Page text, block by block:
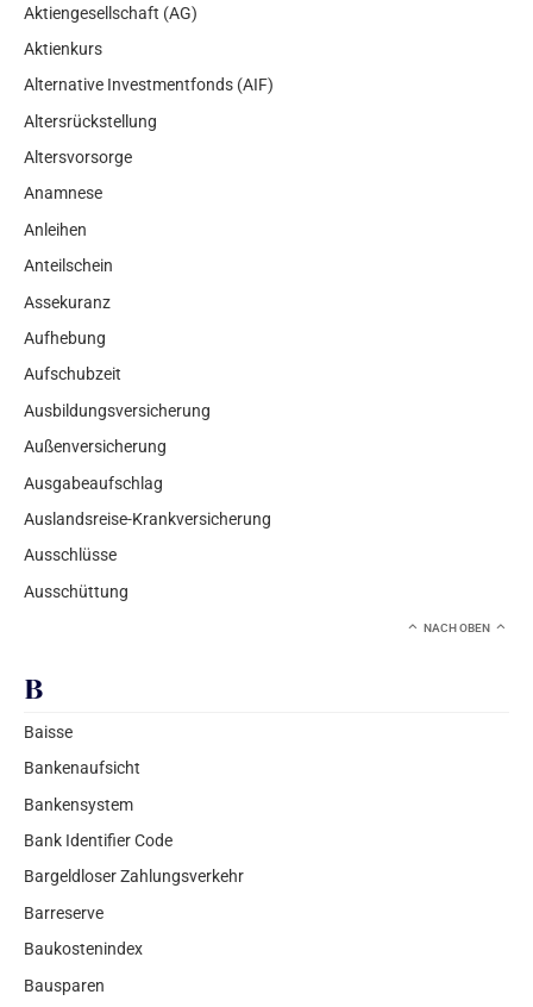
Aktiengesellschaft (AG)
Aktienkurs
Alternative Investmentfonds (AIF)
Altersrückstellung
Altersvorsorge
Anamnese
Anleihen
Anteilschein
Assekuranz
Aufhebung
Aufschubzeit
Ausbildungsversicherung
Außenversicherung
Ausgabeaufschlag
Auslandsreise-Krankversicherung
Ausschlüsse
Ausschüttung
NACH OBEN
B
Baisse
Bankenaufsicht
Bankensystem
Bank Identifier Code
Bargeldloser Zahlungsverkehr
Barreserve
Baukostenindex
Bausparen